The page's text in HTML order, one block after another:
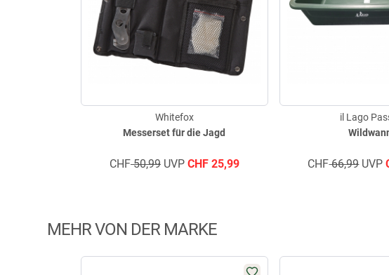
Messerset für die Jagd
Whitefox
CHF50,99UVP CHF25,99
il Lago
CHF66,99UVP
MEHR VON DER MARKE